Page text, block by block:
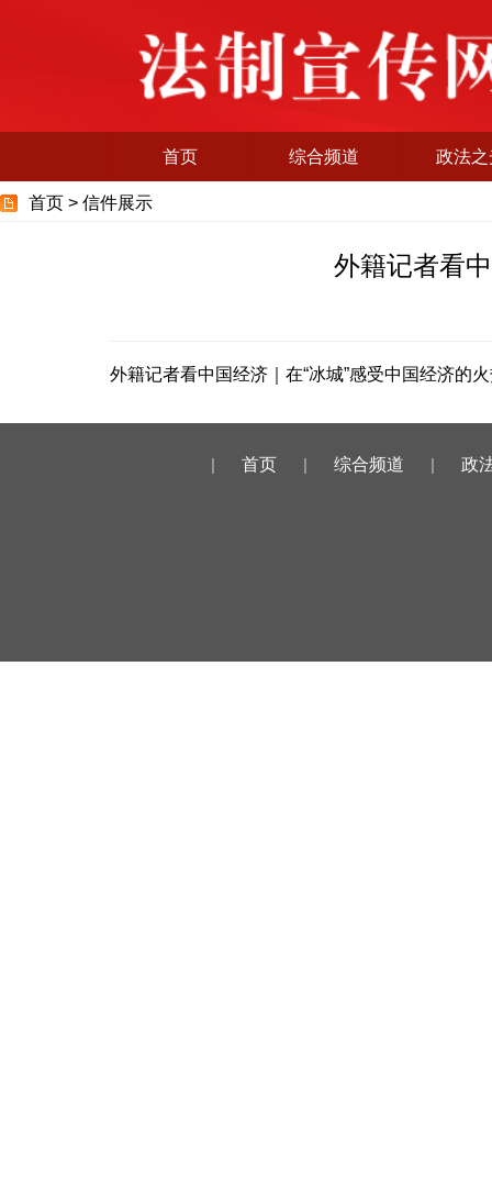
首页 综合频道 政法之
首页 > 信件展示
外籍记者看
外籍记者看中国经济｜在“冰城”感受中国经济的
| 首页 | 综合频道 | 政